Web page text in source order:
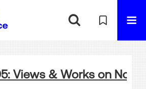
Views & Works on